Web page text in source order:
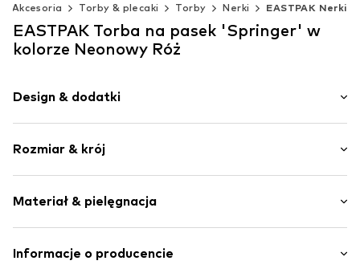
Akcesoria Torby & plecaki Torby Nerki EASTPAK Nerki
EASTPAK Torba na pasek 'Springer' w
kolorze Neonowy Róż
Design & dodatki
Regulowany rzemyk
Naszywka z logo
Klamra
Rozmiar & krój
Rozmiar: Mały
Wysokość: 16.5cm (rozmiar Jeden rozmiar)
Szerokość: 23cm (rozmiar Jeden rozmiar)
Materiał & pielęgnacja
Materiał wierzchni: Polyamid (Nylon®)
Informacje o producencie